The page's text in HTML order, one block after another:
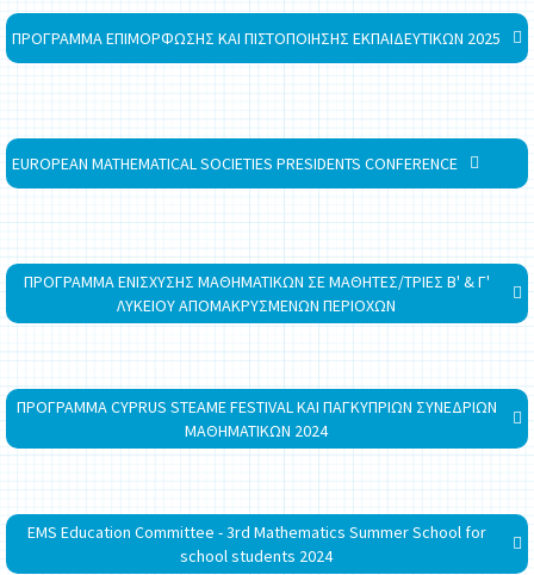
ΠΡΟΓΡΑΜΜΑ ΕΠΙΜΟΡΦΩΣΗΣ ΚΑΙ ΠΙΣΤΟΠΟΙΗΣΗΣ ΕΚΠΑΙΔΕΥΤΙΚΩΝ 2025
EUROPEAN MATHEMATICAL SOCIETIES PRESIDENTS CONFERENCE
ΠΡΟΓΡΑΜΜΑ ΕΝΙΣΧΥΣΗΣ ΜΑΘΗΜΑΤΙΚΩΝ ΣΕ ΜΑΘΗΤΕΣ/ΤΡΙΕΣ Β' & Γ'
ΛΥΚΕΙΟΥ ΑΠΟΜΑΚΡΥΣΜΕΝΩΝ ΠΕΡΙΟΧΩΝ
ΠΡΟΓΡΑΜΜΑ CYPRUS STEAME FESTIVAL ΚΑΙ ΠΑΓΚΥΠΡΙΩΝ ΣΥΝΕΔΡΙΩΝ
ΜΑΘΗΜΑΤΙΚΩΝ 2024
EMS Education Committee - 3rd Mathematics Summer School for
school students 2024